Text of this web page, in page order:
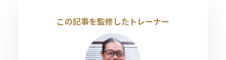
この記事を監修したトレーナー